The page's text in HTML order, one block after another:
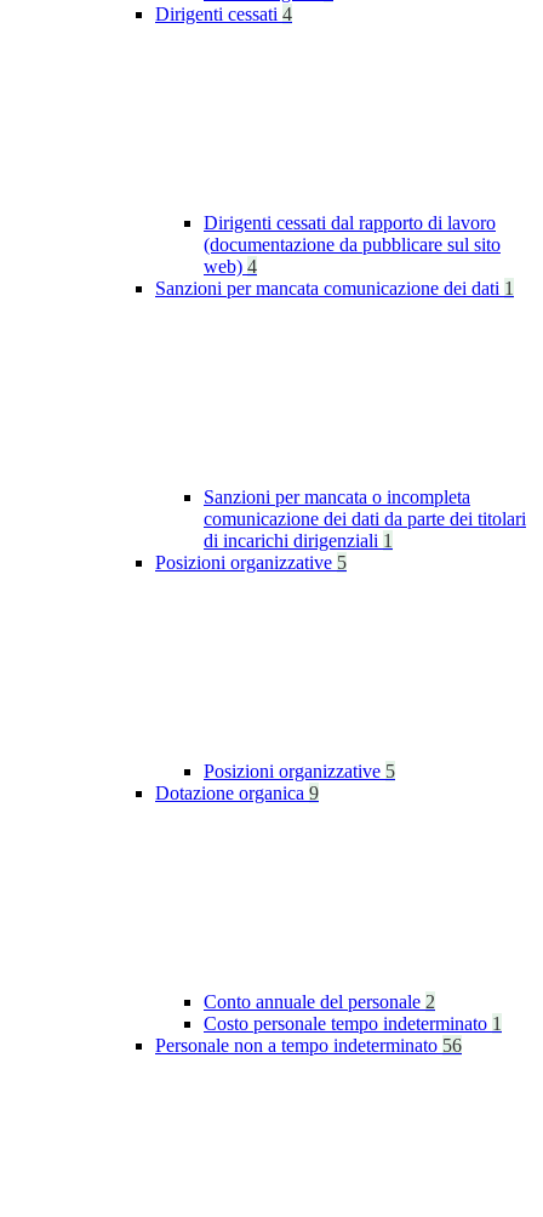
Dirigenti cessati 4
Dirigenti cessati dal rapporto di lavoro
(documentazione da pubblicare sul sito
web) 4
Sanzioni per mancata comunicazione dei dati 1
Sanzioni per mancata o incompleta
comunicazione dei dati da parte dei titolari
di incarichi dirigenziali 1
Posizioni organizzative 5
Posizioni organizzative 5
Dotazione organica 9
Conto annuale del personale 2
Costo personale tempo indeterminato 1
Personale non a tempo indeterminato 56